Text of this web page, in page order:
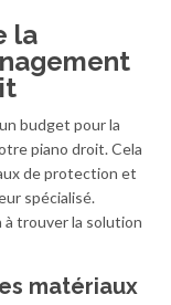
la
budget pour la
piano droit. Cela
de protection et
spécialisé.
à trouver la solution
matériaux